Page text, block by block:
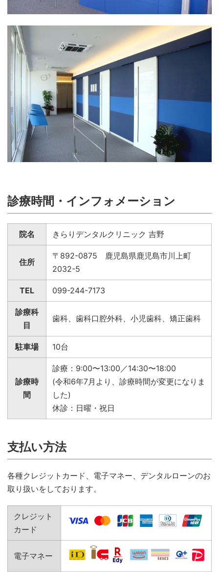
診療時間・インフォメーション
院名 きらりデンタルクリニック 吉野
住所
〒892-0875 鹿児島県鹿児島市川上町
2032-5
TEL 099-244-7173
診療科
目
歯科、歯科口腔外科、小児歯科、矯正歯科
駐車場 10台
診療時
間
診療：9:00〜13:00／14:30〜18:00
(令和6年7月より、診療時間が変更になりま
した)
休診：日曜・祝日
支払い方法
各種クレジットカード、電子マネー、デンタルローンのお
取り扱いをしております。
クレジット
カード
電子マネー